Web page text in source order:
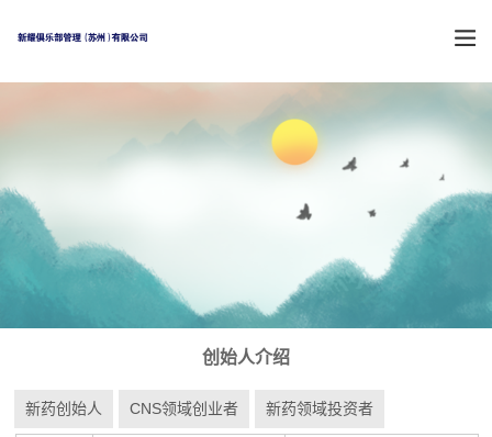
创始人介绍
新药创始人 CNS领域创业者 新药领域投资者